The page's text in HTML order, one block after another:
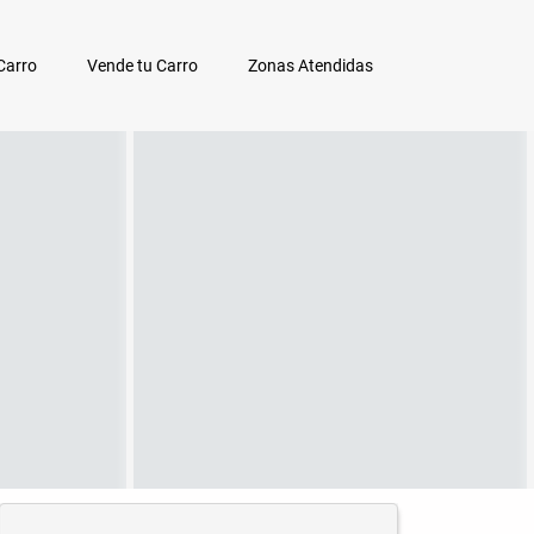
Vende tu Carro Zonas Atendidas